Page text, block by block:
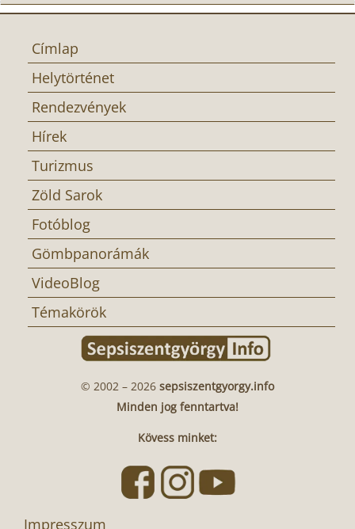
Címlap
Helytörténet
Rendezvények
Hírek
Turizmus
Zöld Sarok
Fotóblog
Gömbpanorámák
VideoBlog
Témakörök
© 2002 – 2026 sepsiszentgyorgy.info
Minden jog fenntartva!
Kövess minket:
Impresszum